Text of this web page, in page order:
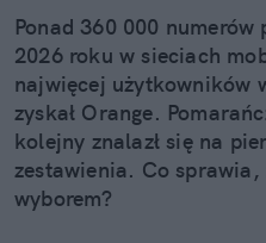
Ponad 360 000
2026 roku w sieciach
najwięcej użytkowników
zyskał Orange.
kolejny znalazł się na
zestawienia. Co
wyborem?